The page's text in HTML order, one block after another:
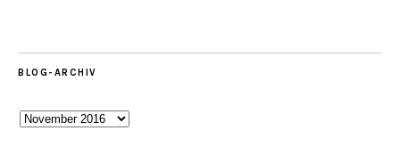
BLOG-ARCHIV
Blog-